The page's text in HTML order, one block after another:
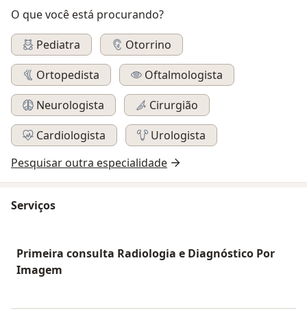
O que você está procurando?
Pediatra
Otorrino
Ortopedista
Oftalmologista
Neurologista
Cirurgião
Cardiologista
Urologista
Pesquisar outra especialidade
Serviços
Primeira consulta Radiologia e Diagnóstico Por
Imagem